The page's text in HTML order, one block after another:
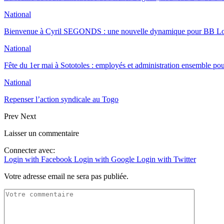
National
Bienvenue à Cyril SEGONDS : une nouvelle dynamique pour BB
National
Fête du 1er mai à Sototoles : employés et administration ensemble
National
Repenser l’action syndicale au Togo
Prev Next
Laisser un commentaire
Connecter avec:
Login with Facebook Login with Google Login with Twitter
Votre adresse email ne sera pas publiée.